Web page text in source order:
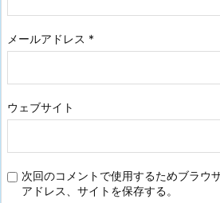
メールアドレス *
ウェブサイト
次回のコメントで使用するためブラウ
アドレス、サイトを保存する。